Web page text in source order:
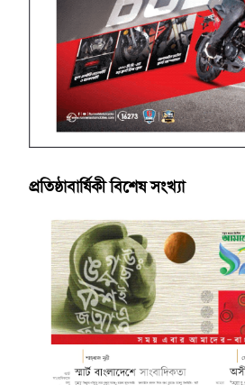
প্রতিষ্ঠাবার্ষিকী বিশেষ সংখ্যা